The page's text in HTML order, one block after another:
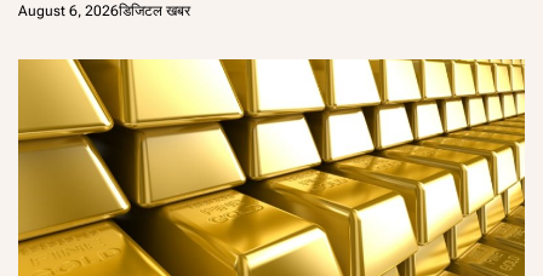
August 6, 2026डिजिटल खबर